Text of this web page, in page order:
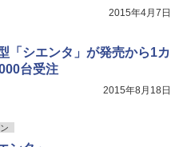
2015年4月7日
「シエンタ」が発売から1カ
台受注
2015年8月18日